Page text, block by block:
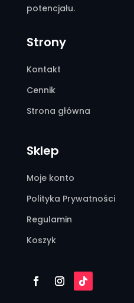
potencjału.
Strony
Kontakt
Cennik
Strona główna
Sklep
Moje konto
Polityka Prywatności
Regulamin
Koszyk